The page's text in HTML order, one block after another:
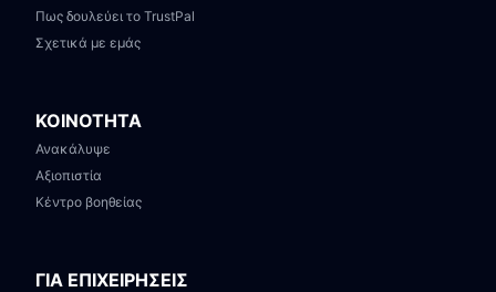
Πως δουλεύει το TrustPal
Σχετικά με εμάς
ΚΟΙΝΟΤΗΤΑ
Ανακάλυψε
Αξιοπιστία
Κέντρο βοηθείας
ΓΙΑ ΕΠΙΧΕΙΡΗΣΕΙΣ